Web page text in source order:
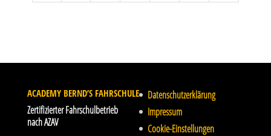
ACADEMY BERND’S FAHRSCHULE
Zertifizierter Fahrschulbetrieb
nach AZAV
Datenschutzerklärung
Impressum
Cookie-Einstellungen